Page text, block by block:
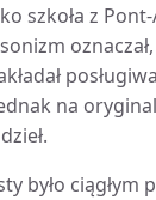
szkoła z
na
było